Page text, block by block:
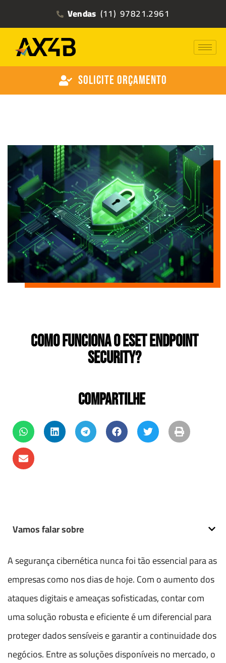
Vendas (11) 97821.2961
Solicite Orçamento
Como funciona o ESET Endpoint
Security?
COMPARTILHE
Vamos falar sobre
A segurança cibernética nunca foi tão essencial para as
empresas como nos dias de hoje. Com o aumento dos
ataques digitais e ameaças sofisticadas, contar com
uma solução robusta e eficiente é um diferencial para
proteger dados sensíveis e garantir a continuidade dos
negócios. Entre as soluções disponíveis no mercado, o